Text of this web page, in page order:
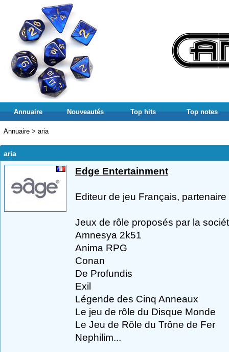
Annuaire Nouveautés Top hits Top notes
Annuaire > aria
aria
Edge Entertainment
Editeur de jeu Français,
Jeux de rôle proposés par la
Amnesya 2k51
Anima RPG
Conan
De Profundis
Exil
Légende des Cinq Anneaux
Le jeu de rôle du Disque Monde
Le Jeu de Rôle du Trône de Fer
Nephilim...